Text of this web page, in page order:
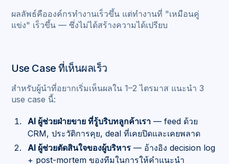
ผลลัพธ์คือองค์กรทำงานเร็วขึ้น แต่ทำงานที่ "เหมือนคู่
แข่ง" เร็วขึ้น — ซึ่งไม่ได้สร้างความได้เปรียบ
Use Case ที่เห็นผลเร็ว
สำหรับผู้นำที่อยากเริ่มเห็นผลใน 1–2 ไตรมาส แนะนำ 3
use case นี้:
AI ผู้ช่วยฝ่ายขาย ที่รู้บริบทลูกค้าเรา — feed ด้วย
CRM, ประวัติการคุย, deal ที่เคยปิดและเคยพลาด
AI ผู้ช่วยตัดสินใจของผู้บริหาร — อ้างอิง decision log
+ post-mortem ของทีมในการให้คำแนะนำ